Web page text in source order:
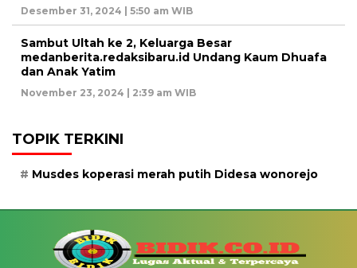
Desember 31, 2024 | 5:50 am WIB
Sambut Ultah ke 2, Keluarga Besar
medanberita.redaksibaru.id Undang Kaum Dhuafa
dan Anak Yatim
November 23, 2024 | 2:39 am WIB
TOPIK TERKINI
Musdes koperasi merah putih Didesa wonorejo